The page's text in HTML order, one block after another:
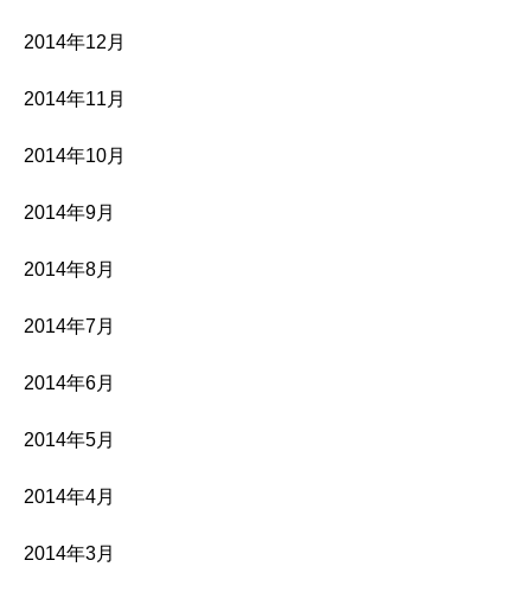
2014年12月
2014年11月
2014年10月
2014年9月
2014年8月
2014年7月
2014年6月
2014年5月
2014年4月
2014年3月